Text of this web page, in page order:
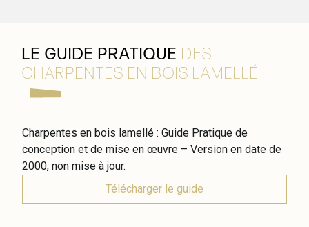
LE GUIDE PRATIQUE DES
CHARPENTES EN BOIS LAMELLÉ
Charpentes en bois lamellé : Guide Pratique de
conception et de mise en œuvre – Version en date de
2000, non mise à jour.
Télécharger le guide